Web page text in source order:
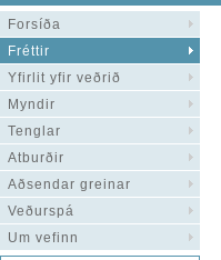
Forsíða
Fréttir
Yfirlit yfir veðrið
Myndir
Tenglar
Atburðir
Aðsendar greinar
Veðurspá
Um vefinn